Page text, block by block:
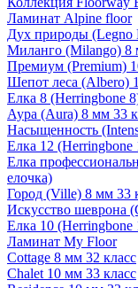
Ламинат Alpine floor
Дух природы (Legno
Миланго (Milango) 8
Премиум (Premium)
Шепот леса (Albero)
Елка 8 (Herringbone
Аура (Aura) 8 мм 33
Насыщенность
Елка 12 (Herringbone
Елка
елочка)
Город (Ville) 8 мм 33
Искусство шеврона
Елка 10 (Herringbone
Ламинат My Floor
Cottage 8 мм 32 класс
Chalet 10 мм 33 класс